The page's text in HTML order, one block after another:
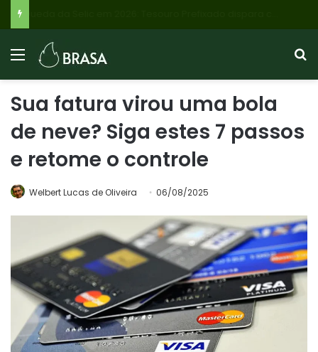
Sua fatura virou uma bola
de neve? Siga estes 7 passos
e retome o controle
Welbert Lucas de Oliveira 06/08/2025